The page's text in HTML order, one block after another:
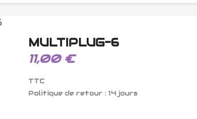
MULTIPLUG-6
11,00 €
TTC
Politique de retour : 14 jours